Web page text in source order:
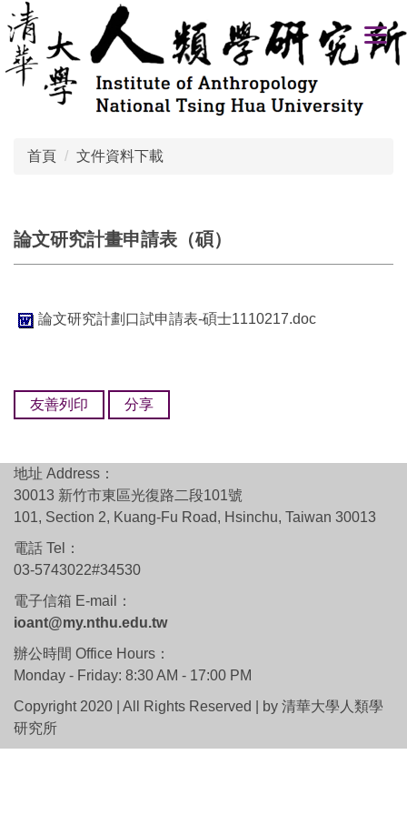
跳
到
主
首頁 文件資料下載
論文研究計畫申請表（碩）
論文研究計劃口試申請表-碩士1110217.doc
友善列印 分享
地址 Address：
30013 新竹市東區光復路二段101號
101, Section 2, Kuang-Fu Road, Hsinchu, Taiwan 30013
電話 Tel：
03-5743022#34530
電子信箱 E-mail：
ioant@my.nthu.edu.tw
辦公時間 Office Hours：
Monday - Friday: 8:30 AM - 17:00 PM
Copyright 2020 | All Rights Reserved | by 清華大學人類學
研究所